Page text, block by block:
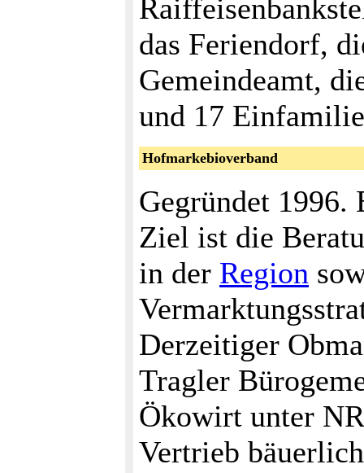
das Feriendorf,
Gemeindeamt,
und 17
Hofmarkebioverband
Gegründet 1996.
Ziel ist die
in der Region
Derzeitiger
Tragler
Ökowirt unter
Vertrieb